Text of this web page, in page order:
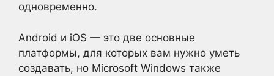
одновременно.
Android и iOS — это две основные
платформы, для которых вам нужно уметь
создавать, но Microsoft Windows также